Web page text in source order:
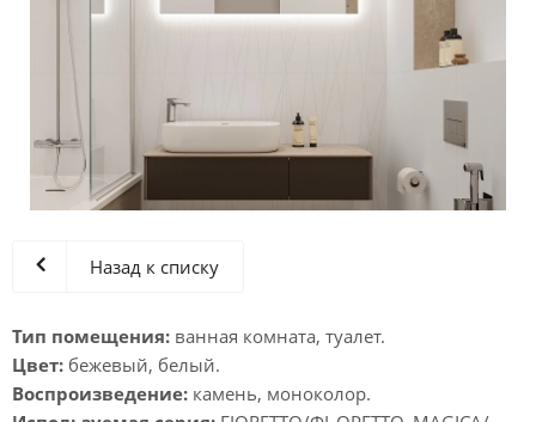
Назад к списку
Тип помещения: ванная комната, туалет.
Цвет: бежевый, белый.
Воспроизведение: камень, моноколор.